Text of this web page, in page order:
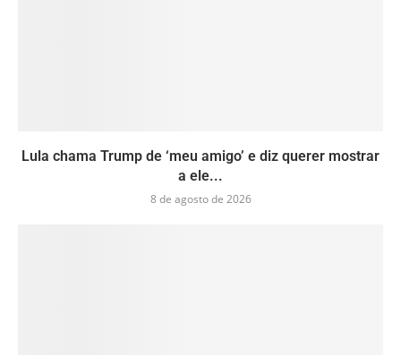
Lula chama Trump de ‘meu amigo’ e diz querer mostrar
a ele...
8 de agosto de 2026